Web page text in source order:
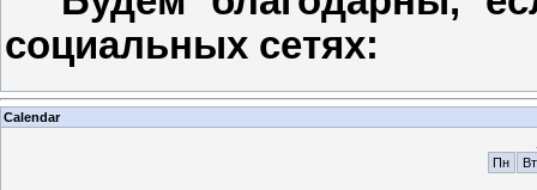
социальных сетях:
Calendar
Пн
Вт